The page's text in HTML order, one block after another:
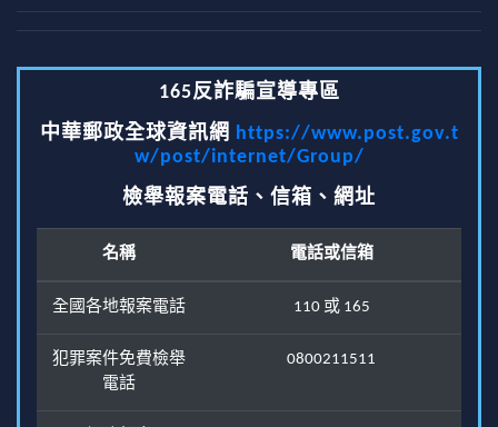
165反詐騙宣導專區
中華郵政全球資訊網 https://www.post.gov.t
w/post/internet/Group/
檢舉報案電話、信箱、網址
名稱 電話或信箱
全國各地報案電話 110 或 165
犯罪案件免費檢舉
電話
0800211511